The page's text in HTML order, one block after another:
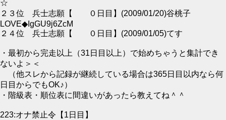
☆
２３位 兵士志願【 ０日目】(2009/01/20)谷桃子
LOVE◆IgGU9j6ZcM
２４位 兵士志願【 ０日目】(2009/01/05)てす
・最初から完走以上（31日目以上）で始めちゃうと集計でき
ないよ＞＜
（他スレから記録が継続している場合は365日目以内なら何
日目からでもOK♪）
・階級表・順位表に間違いがあったら教えてね＾＾
223:オナ禁止令【1日目】